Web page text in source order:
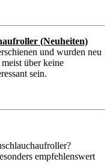
(Neuheiten)
und wurden neu
über keine
sein.
empfehlenswert